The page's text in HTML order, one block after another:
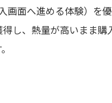
面へ進める体験）を優
し、熱量が高いまま